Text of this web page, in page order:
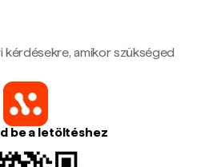
kérdésekre, amikor szükséged
be a letöltéshez